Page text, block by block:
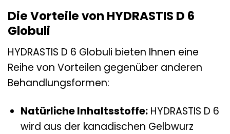
Die Vorteile von HYDRASTIS D 6
Globuli
HYDRASTIS D 6 Globuli bieten Ihnen eine
Reihe von Vorteilen gegenüber anderen
Behandlungsformen:
Natürliche Inhaltsstoffe:HYDRASTIS D 6
wird aus der kanadischen Gelbwurz